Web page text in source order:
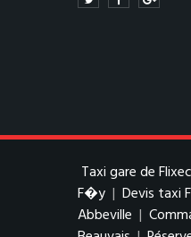
Taxi gare de
F�y | Devis taxi
Abbeville |